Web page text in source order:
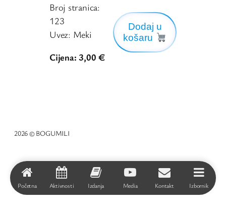
Broj stranica:
123
Uvez: Meki
Cijena: 3,00 €
Dodaj u
košaru
2026 © BOGUMILI
Početna Aktivnosti Izdanja Media Kontakt Izbornik